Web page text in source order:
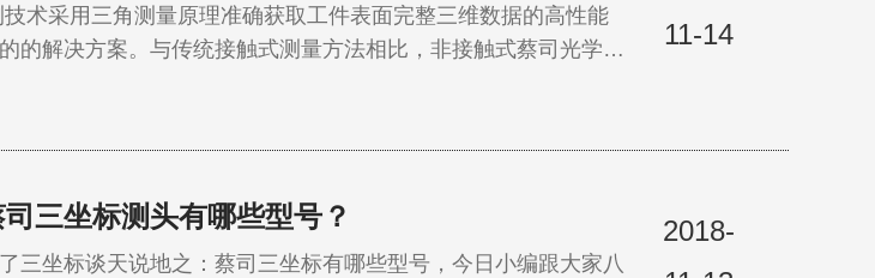
采用三角测量原理准确获取工件表面完整三维数据的高性能
的解决方案。与传统接触式测量方法相比，非接触式蔡司光学扫
法可轻易获得接触式测量法无法获取的精细/ 复杂曲面结构的数
描工件后，获取的数据可长…
11-14
三坐标测头有哪些型号？
坐标谈天说地之：蔡司三坐标有哪些型号，今日小编跟大家八
2018-